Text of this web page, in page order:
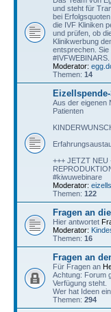
und steht für
bei
die IVF Kliniken
und prüfen, ob
Klinikwerbung
entsprechen.
#IVFWEBINARS.
Moderator:
Themen: 14
Aus der eigenen
Patienten
+++ JETZT NEU
#kiwuwebinare
Moderator:
Themen: 122
Fragen an
Hier antwortet
Moderator:
Themen: 16
Fragen an
Für Fragen an
Achtung: Forum
Verfügung steht.
Wer hat Ideen
Themen: 294